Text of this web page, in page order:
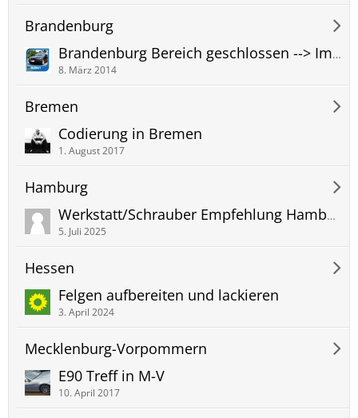
Brandenburg
Brandenburg Bereich geschlossen --> Im Berlin Bereich geht es weiter!
8. März 2014
Bremen
Codierung in Bremen
1. August 2017
Hamburg
Werkstatt/Schrauber Empfehlung Hamburg?
5. Juli 2025
Hessen
Felgen aufbereiten und lackieren
3. April 2024
Mecklenburg-Vorpommern
E90 Treff in M-V
10. April 2017